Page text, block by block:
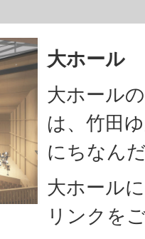
大ホール
大ホール
は、竹田
にちなん
大ホール
リンクを